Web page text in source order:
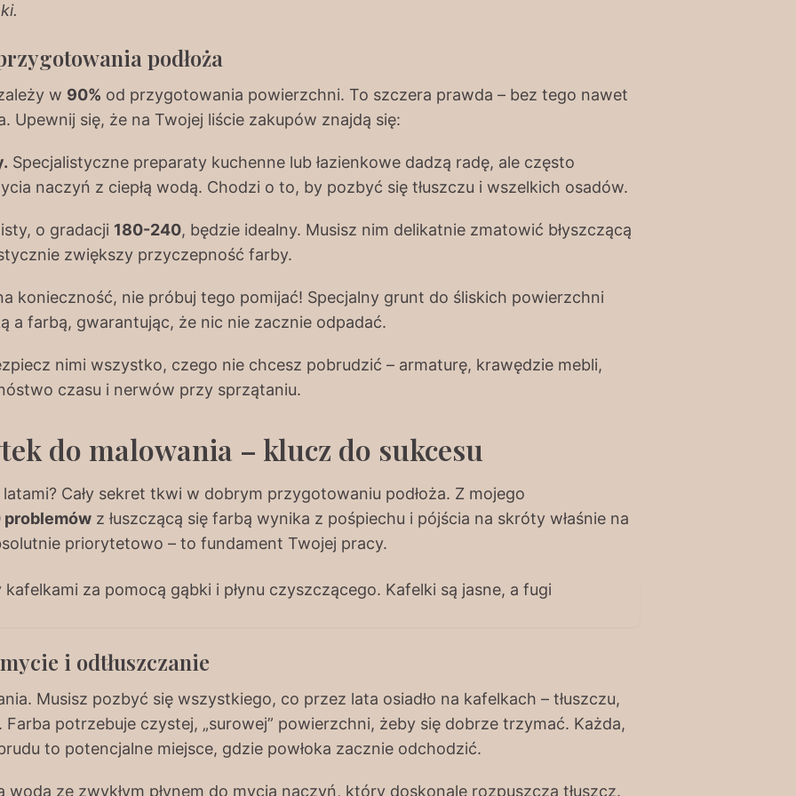
podłoża
w 90% od przygotowania powierzchni. To szczera prawda – bez tego nawet
Upewnij się, że na Twojej liście zakupów znajdą się:
Specjalistyczne preparaty kuchenne lub łazienkowe dadzą radę, ale często
naczyń z ciepłą wodą. Chodzi o to, by pozbyć się tłuszczu i wszelkich osadów.
o gradacji 180-240, będzie idealny. Musisz nim delikatnie zmatowić błyszczącą
zwiększy przyczepność farby.
konieczność, nie próbuj tego pomijać! Specjalny grunt do śliskich powierzchni
a farbą, gwarantując, że nic nie zacznie odpadać.
nimi wszystko, czego nie chcesz pobrudzić – armaturę, krawędzie mebli,
czasu i nerwów przy sprzątaniu.
do malowania – klucz do sukcesu
Cały sekret tkwi w dobrym przygotowaniu podłoża. Z mojego
problemów z łuszczącą się farbą wynika z pośpiechu i pójścia na skróty właśnie na
priorytetowo – to fundament Twojej pracy.
i odtłuszczanie
Musisz pozbyć się wszystkiego, co przez lata osiadło na kafelkach – tłuszczu,
Farba potrzebuje czystej, „surowej” powierzchni, żeby się dobrze trzymać. Każda,
to potencjalne miejsce, gdzie powłoka zacznie odchodzić.
ze zwykłym płynem do mycia naczyń, który doskonale rozpuszcza tłuszcz.